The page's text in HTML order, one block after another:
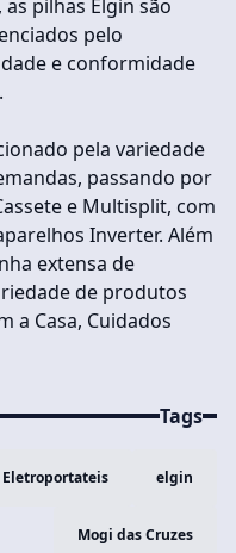
pilhas Elgin são
pelo
e conformidade
pela variedade
passando por
e Multisplit, com
Inverter. Além
extensa de
de produtos
a Casa, Cuidados
Tags
Eletroportateis elgin
Mogi das Cruzes